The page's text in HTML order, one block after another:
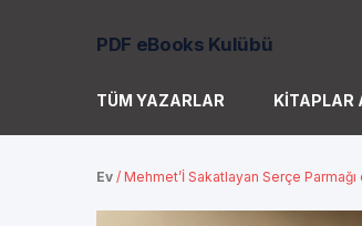
PDF eBooks Kulübü
TÜM YAZARLAR KITAPLAR
Ev / Mehmet’İ Sakatlayan Serçe